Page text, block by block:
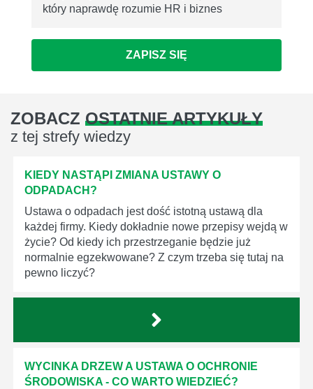
który naprawdę rozumie HR i biznes
ZAPISZ SIĘ
ZOBACZ OSTATNIE ARTYKUŁY
z tej strefy wiedzy
KIEDY NASTĄPI ZMIANA USTAWY O
ODPADACH?
Ustawa o odpadach jest dość istotną ustawą dla
każdej firmy. Kiedy dokładnie nowe przepisy wejdą w
życie? Od kiedy ich przestrzeganie będzie już
normalnie egzekwowane? Z czym trzeba się tutaj na
pewno liczyć?
WYCINKA DRZEW A USTAWA O OCHRONIE
ŚRODOWISKA - CO WARTO WIEDZIEĆ?